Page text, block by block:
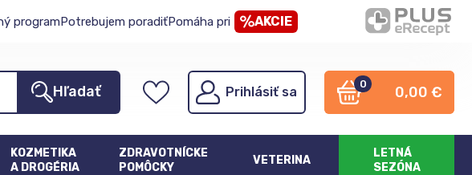
programPotrebujem poradiťPomáha pri AKCIE
Hľadať Prihlásiť sa
0 0,00 €
KOZMETIKA
A DROGÉRIA
ZDRAVOTNÍCKE
POMÔCKY
VETERINA
LETNÁ
SEZÓNA